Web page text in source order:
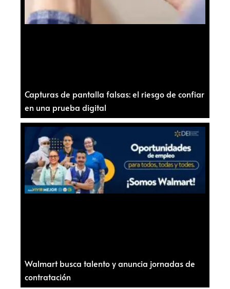
Capturas de pantalla falsas: el riesgo de confiar
en una prueba digital
Walmart busca talento y anuncia jornadas de
contratación